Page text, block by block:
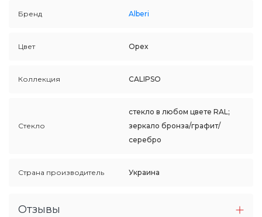
Бренд Alberi
Цвет Орех
Коллекция CALIPSO
Стекло
стекло в любом цвете RAL;
зеркало бронза/графит/
серебро
Страна производитель Украина
Отзывы